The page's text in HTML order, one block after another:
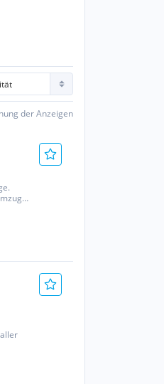
der Anzeigen